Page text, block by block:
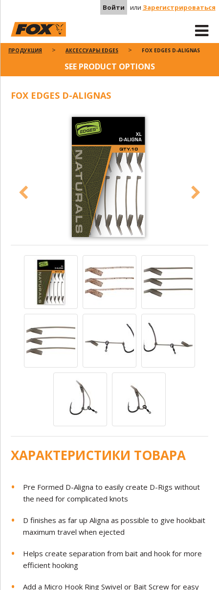
Войти или Зарегистрироваться
ПРОДУКЦИЯ АКСЕССУАРЫ EDGES FOX EDGES D-ALIGNAS
SEE PRODUCT OPTIONS
FOX EDGES D-ALIGNAS
ХАРАКТЕРИСТИКИ ТОВАРА
Pre Formed D-Aligna to easily create D-Rigs without
the need for complicated knots
D finishes as far up Aligna as possible to give hookbait
maximum travel when ejected
Helps create separation from bait and hook for more
efficient hooking
Add a Micro Hook Ring Swivel or Bait Screw for easy